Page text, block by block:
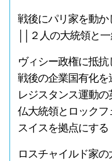
戦後にパリ家を動
││２人の大統領と
ヴィシー政権に抵
戦後の企業国有化
レジスタンス運動
仏大統領とロック
スイスを拠点にす
ロスチャイルド家